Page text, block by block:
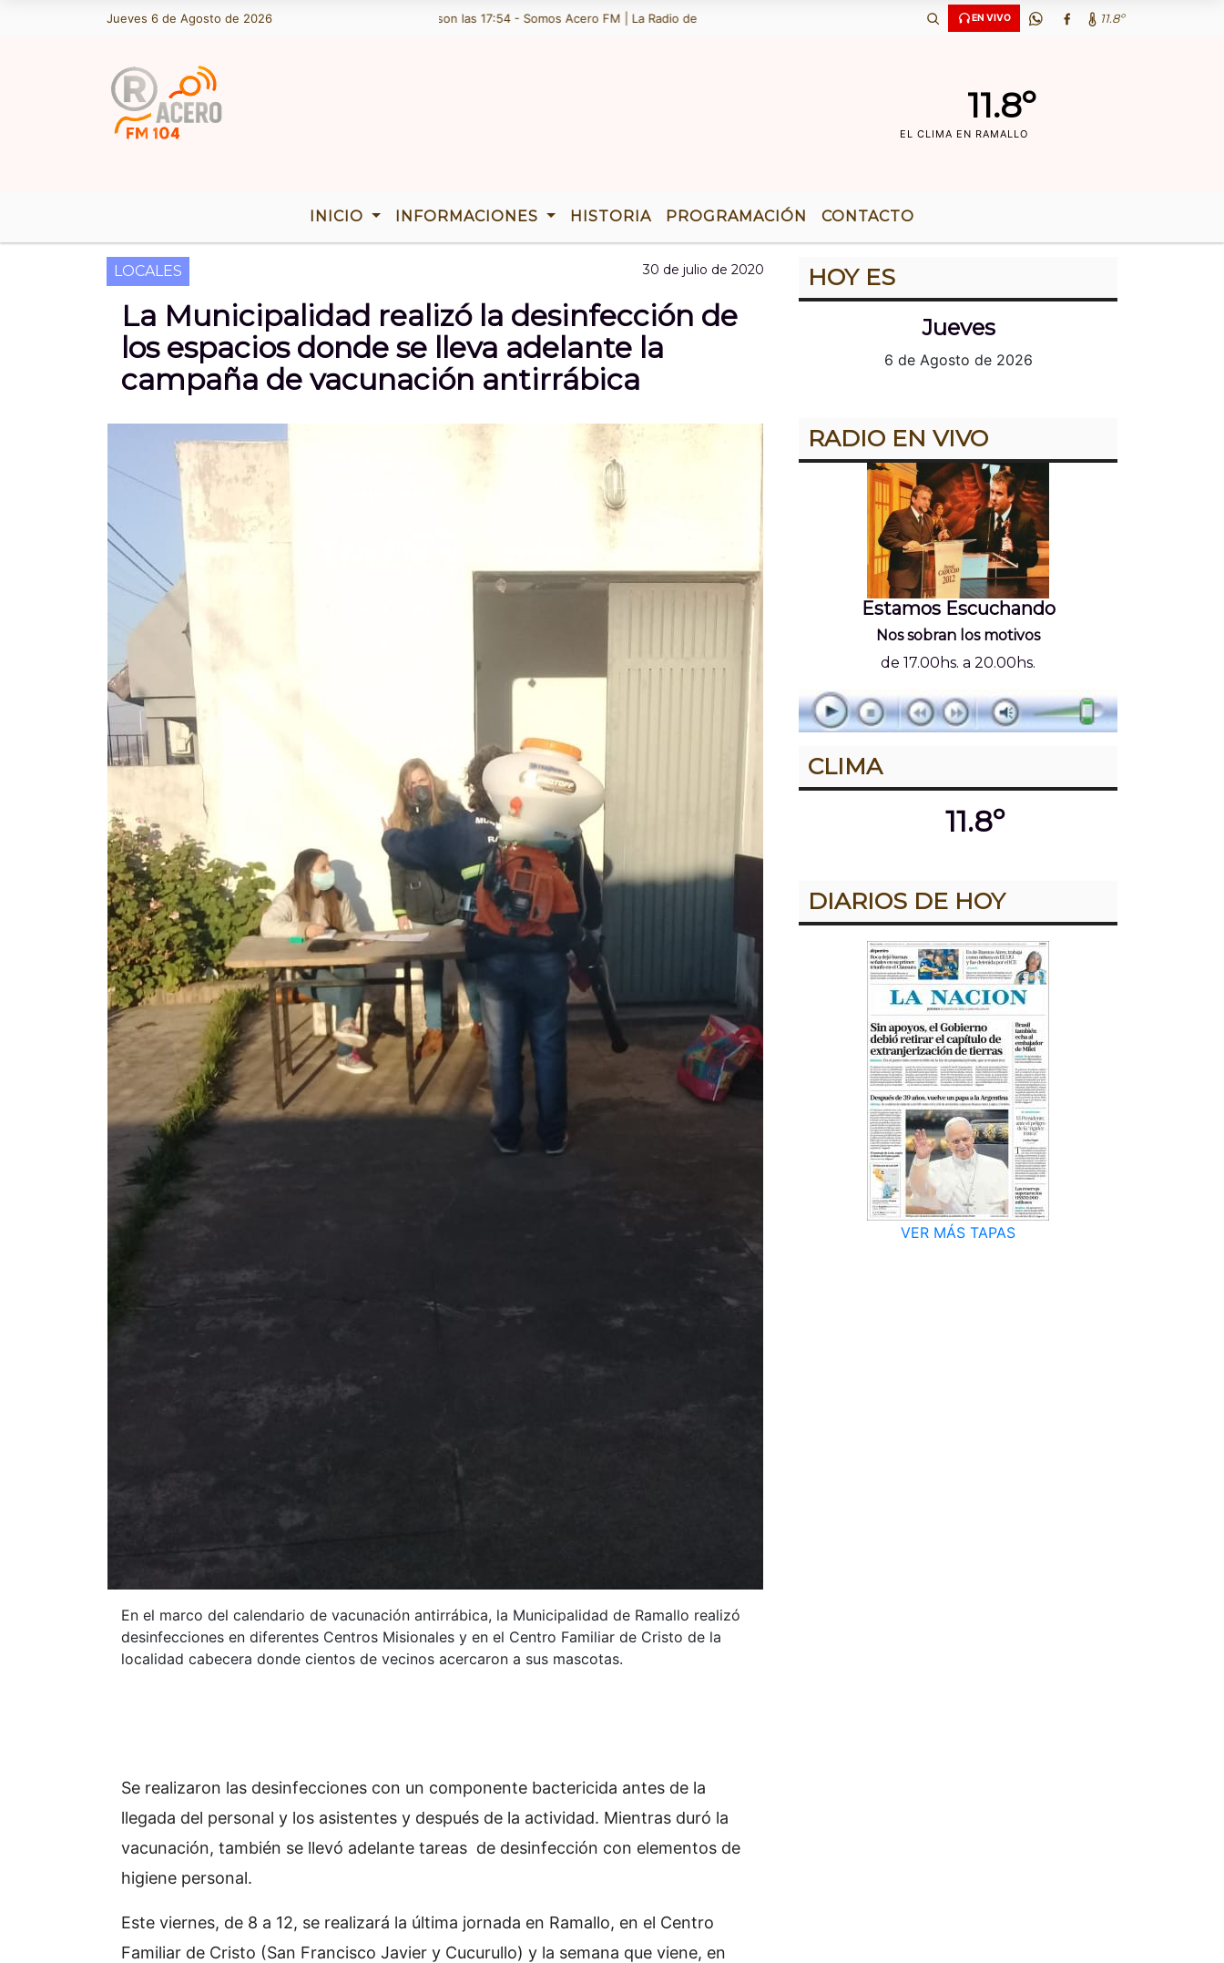
Jueves 6 de Agosto de 2026
Hoy es Jueves 6 de Agosto de 2026 y son las 17:54 - Somos Acero FM | La Radio de Ramallo | TENEMOS 36 AÃ‘OS DE RADIO | EN VIVO 11.8º
11.8º
EL CLIMA EN RAMALLO
INICIO INFORMACIONES HISTORIA PROGRAMACIÓN CONTACTO
LOCALES 30 de julio de 2020
La Municipalidad realizó la desinfección de
los espacios donde se lleva adelante la
campaña de vacunación antirrábica
En el marco del calendario de vacunación antirrábica, la Municipalidad de Ramallo realizó
desinfecciones en diferentes Centros Misionales y en el Centro Familiar de Cristo de la
localidad cabecera donde cientos de vecinos acercaron a sus mascotas.
Se realizaron las desinfecciones con un componente bactericida antes de la
llegada del personal y los asistentes y después de la actividad. Mientras duró la
vacunación, también se llevó adelante tareas de desinfección con elementos de
higiene personal.
Este viernes, de 8 a 12, se realizará la última jornada en Ramallo, en el Centro
Familiar de Cristo (San Francisco Javier y Cucurullo) y la semana que viene, en
HOY ES
Jueves
6 de Agosto de 2026
RADIO EN VIVO
Estamos Escuchando
Nos sobran los motivos
de 17.00hs. a 20.00hs.
CLIMA
11.8º
DIARIOS DE HOY
VER MÁS TAPAS